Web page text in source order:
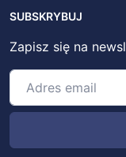
SUBSKRYBUJ
Zapisz się na